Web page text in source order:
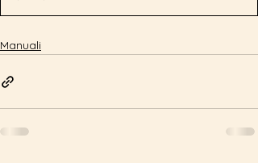
Manuali